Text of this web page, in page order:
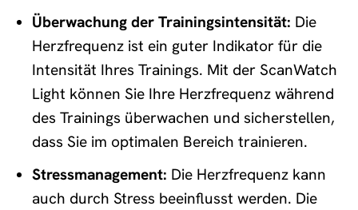
Überwachung der Trainingsintensität: Die
Herzfrequenz ist ein guter Indikator für die
Intensität Ihres Trainings. Mit der ScanWatch
Light können Sie Ihre Herzfrequenz während
des Trainings überwachen und sicherstellen,
dass Sie im optimalen Bereich trainieren.
Stressmanagement: Die Herzfrequenz kann
auch durch Stress beeinflusst werden. Die